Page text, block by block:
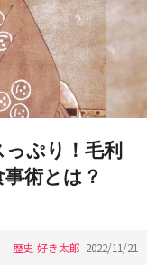
ぷり！毛利
術とは？
歴史 好き太郎 2022/11/21